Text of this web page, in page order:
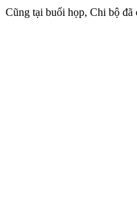
Cũng tại buổi họp, Chi bộ